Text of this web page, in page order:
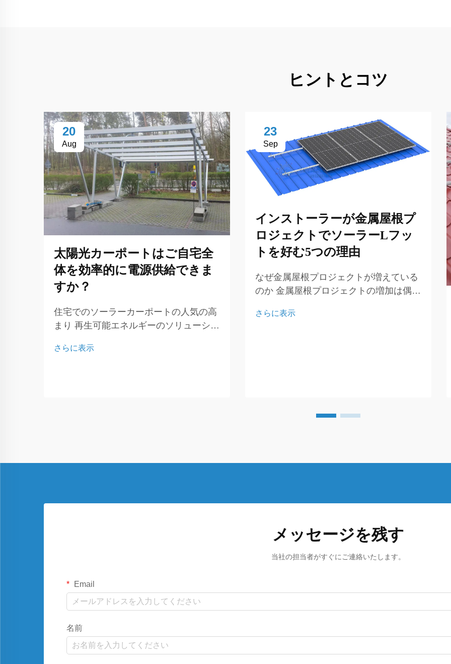
ヒントとコツ
20
Aug
太陽光カーポートはご自宅全
体を効率的に電源供給できま
すか？
住宅でのソーラーカーポートの人気の高
まり 再生可能エネルギーのソリューショ
ラーカーポートは家庭で電力を効率よく
さらに表示
23
Sep
インストーラーが金属屋根プ
ロジェクトでソーラーLフッ
トを好む5つの理由
なぜ金属屋根プロジェクトが増えている
のか 金属屋根プロジェクトの増加は偶然
太陽光発電システムをサポートできる能
さらに表示
メッセージを残す
当社の担当者がすぐにご連絡いたします。
Email
名前